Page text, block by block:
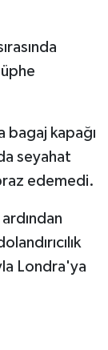
bagaj kapağı
seyahat
edemedi.
Londra'ya